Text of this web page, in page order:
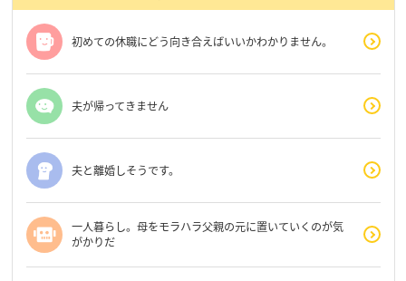
初めての休職にどう向き合えばいいかわかりません。
夫が帰ってきません
夫と離婚しそうです。
一人暮らし。母をモラハラ父親の元に置いていくのが気
がかりだ